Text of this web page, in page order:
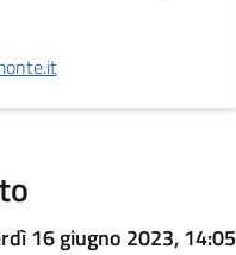
16 giugno 2023, 14:05